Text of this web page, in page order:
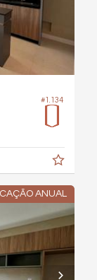
#1.134
ANUAL